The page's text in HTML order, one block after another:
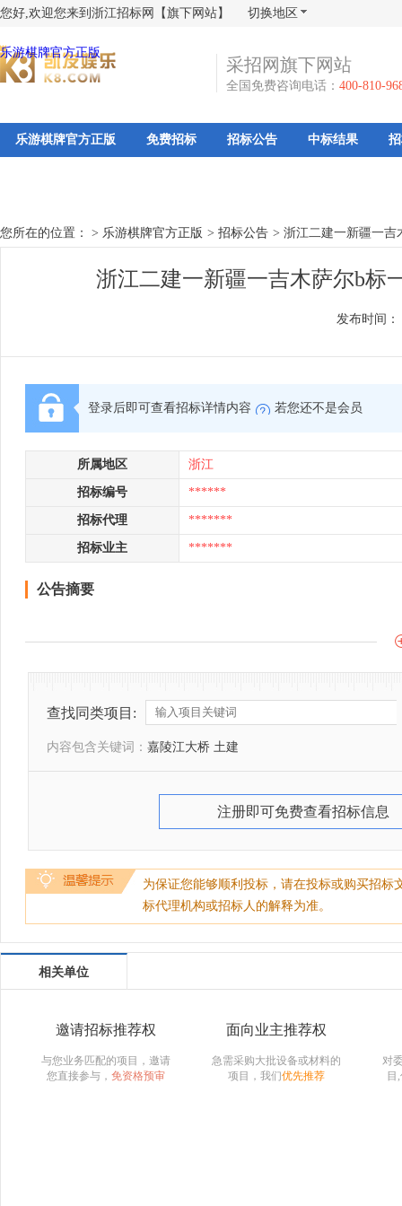
您好,欢迎您来到浙江招标网【旗下网站】 切换地区
乐游棋牌官方正版
采招网旗下网站
全国免费咨询电话： 400-810-
乐游棋牌官方正版 免费招标 招标公告 中标结果
您所在的位置： > 乐游棋牌官方正版 > 招标公告 > 浙江二建一新疆一吉
浙江二建一新疆一吉木萨尔b标
发布时间：
登录后即可查看招标详情内容 若您还不是会员
所属地区 浙江
招标编号 ******
招标代理 *******
招标业主 *******
公告摘要
查找同类项目:
内容包含关键词： 嘉陵江大桥 土建
注册即可免费查看招标信息
为保证您能够顺利投标，请在投标或购买招
标代理机构或招标人的解释为准。
相关单位
邀请招标推荐权
与您业务匹配的项目，邀请
您直接参与， 免资格预审
面向业主推荐权
急需采购大批设备或材料的
项目，我们优先推荐
对
目